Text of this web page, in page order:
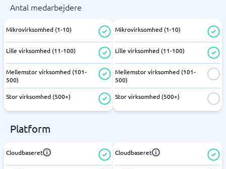
Antal medarbejdere
Mikrovirksomhed (1-10)
Lille virksomhed (11-100)
Mellemstor virksomhed (101-
500)
Stor virksomhed (500+)
Mikrovirksomhed (1-10)
Lille virksomhed (11-100)
Mellemstor virksomhed (101-
500)
Stor virksomhed (500+)
Platform
Cloudbaseret Cloudbaseret